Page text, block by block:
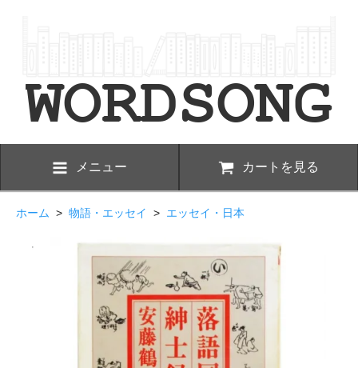
メニュー カートを見る
ホーム > 物語・エッセイ > エッセイ・日本